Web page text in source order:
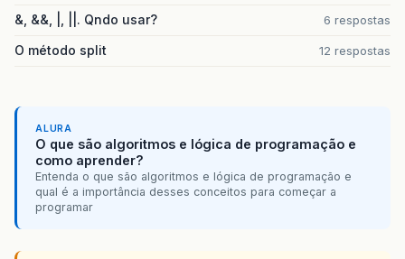
&, &&, |, ||. Qndo usar? 6 respostas
O método split 12 respostas
ALURA
O que são algoritmos e lógica de programação e
como aprender?
Entenda o que são algoritmos e lógica de programação e
qual é a importância desses conceitos para começar a
programar